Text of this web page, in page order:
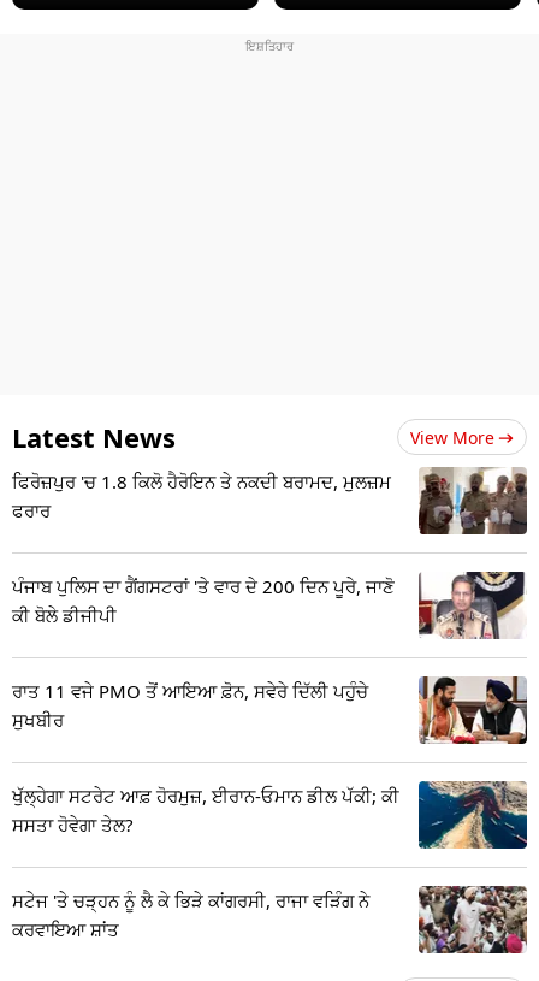
Latest News View More
ਫਿਰੋਜ਼ਪੁਰ 'ਚ 1.8 ਕਿਲੋ ਹੈਰੋਇਨ ਤੇ ਨਕਦੀ ਬਰਾਮਦ, ਮੁਲਜ਼ਮ
ਫਰਾਰ
ਪੰਜਾਬ ਪੁਲਿਸ ਦਾ ਗੈਂਗਸਟਰਾਂ 'ਤੇ ਵਾਰ ਦੇ 200 ਦਿਨ ਪੂਰੇ, ਜਾਣੋ
ਕੀ ਬੋਲੇ ਡੀਜੀਪੀ
ਰਾਤ 11 ਵਜੇ PMO ਤੋਂ ਆਇਆ ਫ਼ੋਨ, ਸਵੇਰੇ ਦਿੱਲੀ ਪਹੁੰਚੇ
ਸੁਖਬੀਰ
ਖੁੱਲ੍ਹੇਗਾ ਸਟਰੇਟ ਆਫ਼ ਹੋਰਮੁਜ਼, ਈਰਾਨ-ਓਮਾਨ ਡੀਲ ਪੱਕੀ; ਕੀ
ਸਸਤਾ ਹੋਵੇਗਾ ਤੇਲ?
ਸਟੇਜ 'ਤੇ ਚੜ੍ਹਨ ਨੂੰ ਲੈ ਕੇ ਭਿੜੇ ਕਾਂਗਰਸੀ, ਰਾਜਾ ਵੜਿੰਗ ਨੇ
ਕਰਵਾਇਆ ਸ਼ਾਂਤ